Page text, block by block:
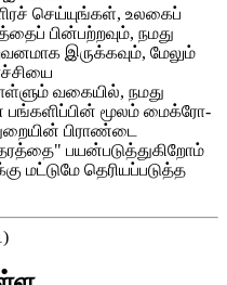
செய்யுங்கள், உலகைப்
பின்பற்றவும், நமது
இருக்கவும், மேலும்
வகையில், நமது
பங்களிப்பின் மூலம் மைக்ரோ-
பிராண்டை
பயன்படுத்துகிறோம்
மட்டுமே தெரியப்படுத்த